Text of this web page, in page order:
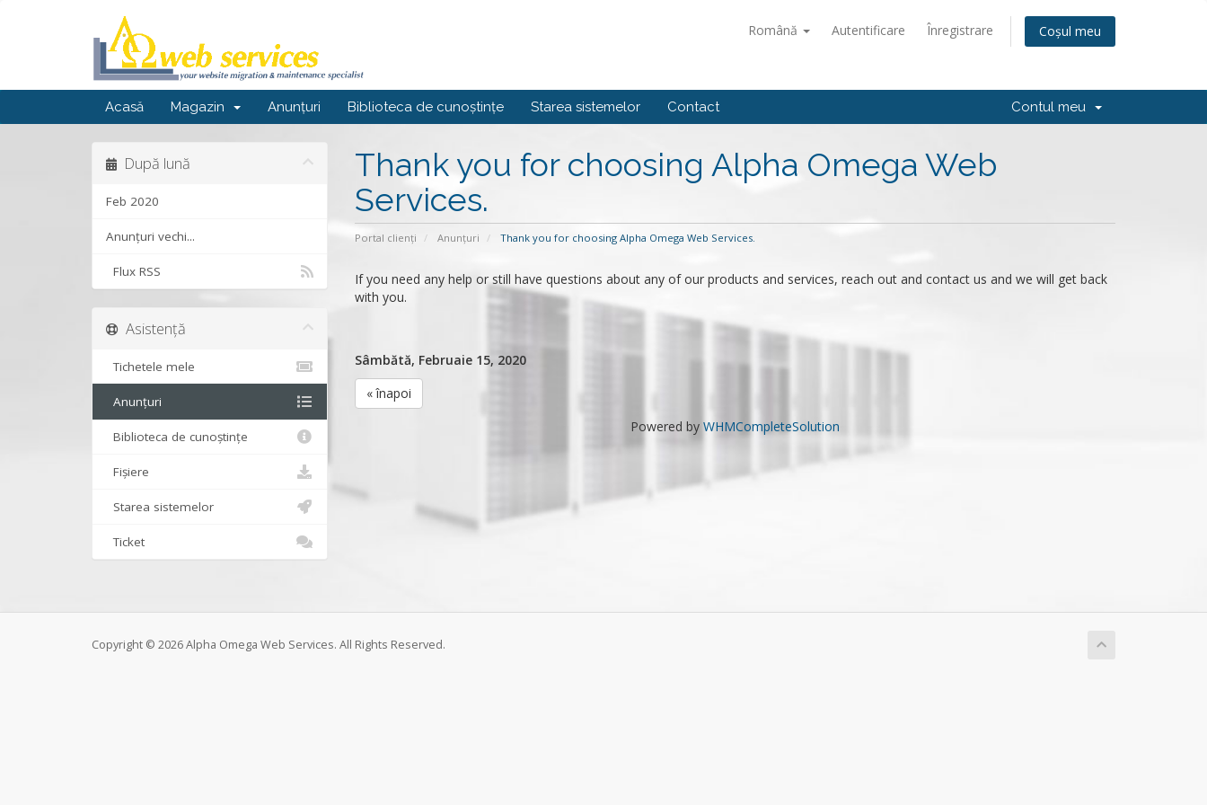
Română Autentificare Înregistrare Coșul meu
Acasă Magazin Anunțuri Biblioteca de cunoștințe Starea sistemelor Contact Contul meu
Thank you for choosing Alpha Omega Web
Services.
Portal clienți Anunțuri Thank you for choosing Alpha Omega Web Services.
După lună
Feb 2020
Anunțuri vechi...
Flux RSS
If you need any help or still have questions about any of our products and services, reach out and contact us and we will get back
with you.
Sâmbătă, Februaie 15, 2020
« înapoi
Powered by WHMCompleteSolution
Asistență
Tichetele mele
Anunțuri
Biblioteca de cunoștințe
Fișiere
Starea sistemelor
Ticket
Copyright © 2026 Alpha Omega Web Services. All Rights Reserved.